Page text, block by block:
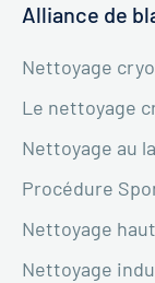
Alliance de
Nettoyage
Le nettoyage
Nettoyage au
Procédure
Nettoyage
Nettoyage